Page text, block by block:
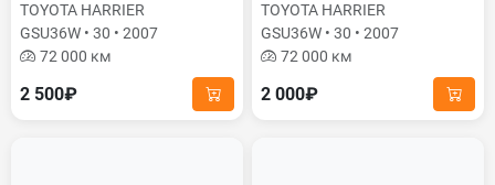
TOYOTA HARRIER
GSU36W • 30 • 2007
72 000 км
2 500₽
TOYOTA HARRIER
GSU36W • 30 • 2007
72 000 км
2 000₽